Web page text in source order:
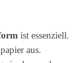
ist essenziell.
aus.